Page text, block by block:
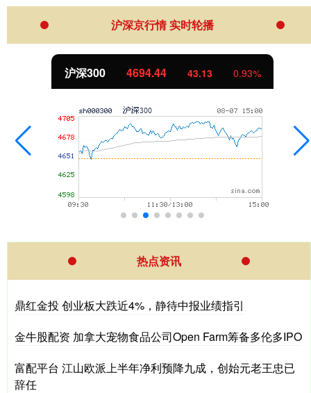
沪深京行情 实时轮播
43.13 0.93% 北证50
热点资讯
鼎红金投 创业板大跌近4%，静待中报业绩指引
金牛股配资 加拿大宠物食品公司Open Farm筹备多伦多IPO
富配平台 江山欧派上半年净利预降九成，创始元老王忠已
辞任